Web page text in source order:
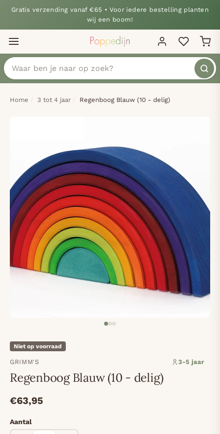
Gratis verzending vanaf €65 • Voor iedere bestelling planten
wij een boom!
Home 3 tot 4 jaar Regenboog Blauw (10 - delig)
Niet op voorraad
GRIMM'S 3-5 jaar
Regenboog Blauw (10 - delig)
€63,95
Aantal